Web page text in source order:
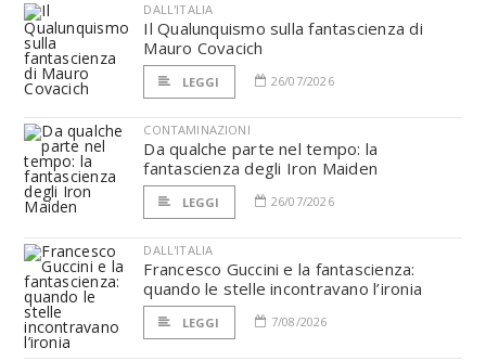
DALL'ITALIA
Il Qualunquismo sulla fantascienza di
Mauro Covacich
LEGGI 26/07/2026
CONTAMINAZIONI
Da qualche parte nel tempo: la
fantascienza degli Iron Maiden
LEGGI 26/07/2026
DALL'ITALIA
Francesco Guccini e la fantascienza:
quando le stelle incontravano l’ironia
LEGGI 7/08/2026